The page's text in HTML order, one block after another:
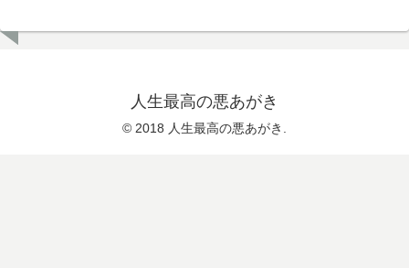
人生最高の悪あがき
© 2018 人生最高の悪あがき.